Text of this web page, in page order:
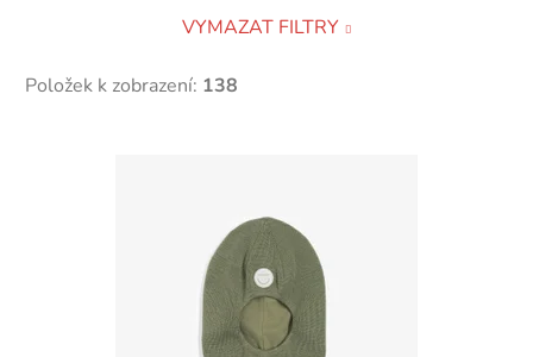
VYMAZAT FILTRY
Položek k zobrazení: 138